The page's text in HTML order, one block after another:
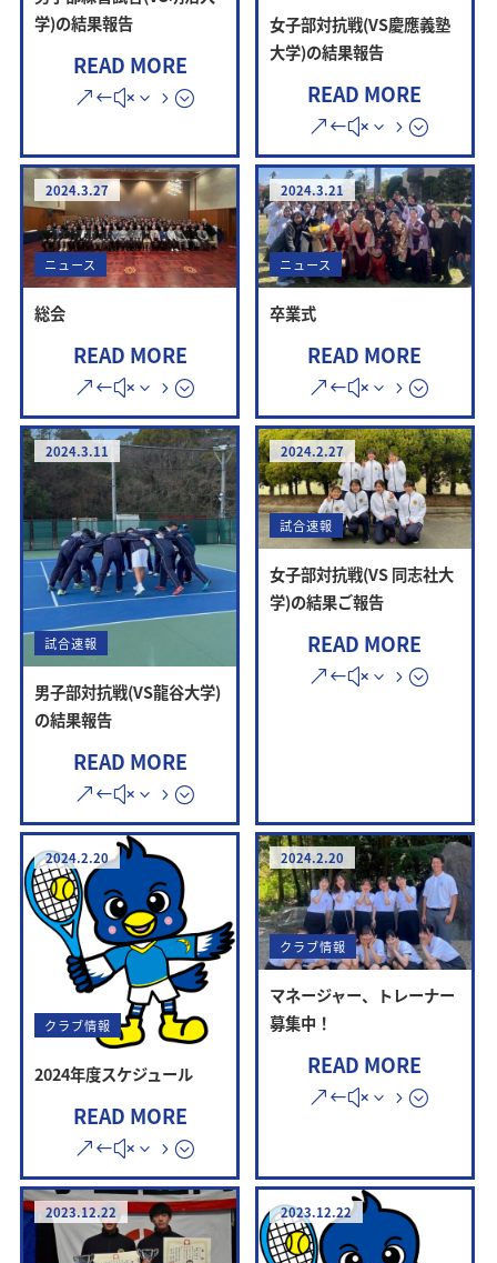
学)の結果報告
READ MORE
女子部対抗戦(VS慶應義塾
大学)の結果報告
READ MORE
2024.3.27
ニュース
総会
READ MORE
2024.3.21
ニュース
卒業式
READ MORE
2024.3.11
試合速報
男子部対抗戦(VS龍谷大学)
の結果報告
READ MORE
2024.2.27
試合速報
女子部対抗戦(VS 同志社大
学)の結果ご報告
READ MORE
2024.2.20
クラブ情報
2024年度スケジュール
READ MORE
2024.2.20
クラブ情報
マネージャー、トレーナー
募集中！
READ MORE
2023.12.22 2023.12.22